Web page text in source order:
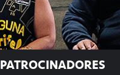
PATROCINADORES